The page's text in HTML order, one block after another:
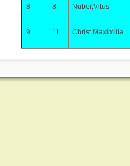
8 8 Nuber,Vitus
9 11 Christ,Maximilia